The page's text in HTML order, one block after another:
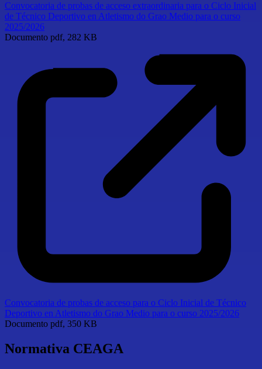
Convocatoria de probas de acceso extraordinaria para o Ciclo Inicial
de Técnico Deportivo en Atletismo do Grao Medio para o curso
2025/2026
Documento pdf, 282 KB
Convocatoria de probas de acceso para o Ciclo Inicial de Técnico
Deportivo en Atletismo do Grao Medio para o curso 2025/2026
Documento pdf, 350 KB
Normativa CEAGA